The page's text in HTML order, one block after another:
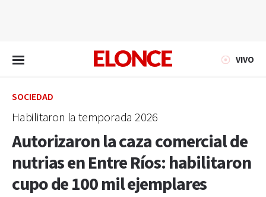
VIVO
SOCIEDAD
Habilitaron la temporada 2026
Autorizaron la caza comercial de
nutrias en Entre Ríos: habilitaron
cupo de 100 mil ejemplares